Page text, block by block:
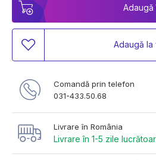
Adaugă
Adaugă la
Comandă prin telefon
031-433.50.68
Livrare în România
Livrare în 1-5 zile